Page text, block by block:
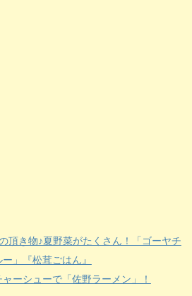
頂き物♪夏野菜がたくさん！「ゴーヤチ
」『松茸ごはん』
ャーシューで「佐野ラーメン」！